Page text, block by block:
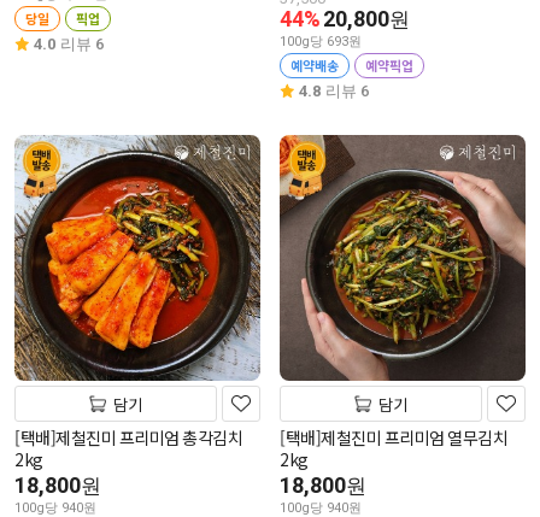
당일 픽업
4.0 리뷰 6
44%20,800원
100g당 693원
예약배송 예약픽업
4.8 리뷰 6
담기
[택배]제철진미 프리미엄 총각김치
2kg
18,800원
100g당 940원
담기
[택배]제철진미 프리미엄 열무김치
2kg
18,800원
100g당 940원